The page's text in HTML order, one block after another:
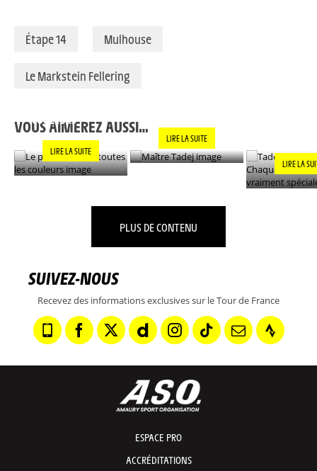
Étape 14 Mulhouse
Le Markstein Fellering
VOUS AIMEREZ AUSSI…
COULEURS
LIRE LA SUITE
LIRE LA SUITE
LIRE LA
PLUS DE CONTENU
SUIVEZ-NOUS
Recevez des informations exclusives sur le Tour de France
ESPACE PRO
ACCRÉDITATIONS